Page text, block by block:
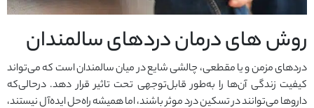
روش های درمان دردهای سالمندان
دردهای مزمن و یا مقطعی، چالشی شایع در میان سالمندان است که می‌تواند
کیفیت زندگی آن‌ها را به‌طور قابل‌توجهی تحت تاثیر قرار دهد. درحالی‌که
داروها می‌توانند در تسکین درد موثر باشند، اما همیشه راه‌حل ایده‌آل نیستند،